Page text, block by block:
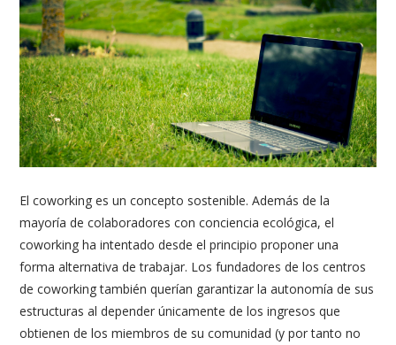
El coworking es un concepto sostenible. Además de la
mayoría de colaboradores con conciencia ecológica, el
coworking ha intentado desde el principio proponer una
forma alternativa de trabajar. Los fundadores de los centros
de coworking también querían garantizar la autonomía de sus
estructuras al depender únicamente de los ingresos que
obtienen de los miembros de su comunidad (y por tanto no